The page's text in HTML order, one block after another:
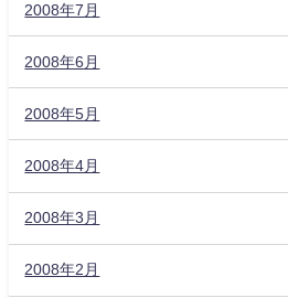
2008年7月
2008年6月
2008年5月
2008年4月
2008年3月
2008年2月